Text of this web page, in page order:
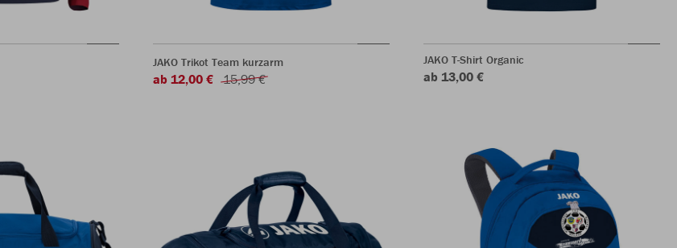
JAKO Trikot Team kurzarm
ab 12,00 € 15,99 €
JAKO T-Shirt Organic
ab 13,00 €